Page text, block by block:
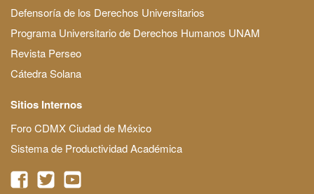
Defensoría de los Derechos Universitarios
Programa Universitario de Derechos Humanos UNAM
Revista Perseo
Cátedra Solana
Sitios Internos
Foro CDMX Ciudad de México
Sistema de Productividad Académica